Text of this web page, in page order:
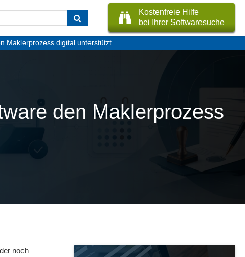
Kostenfreie Hilfe
bei Ihrer Softwaresuche
Maklerprozess digital unterstützt
den Maklerprozess
noch